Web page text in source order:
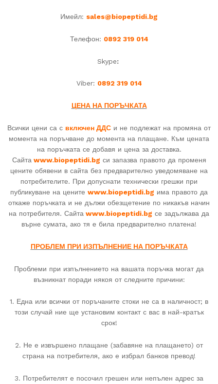
Имейл: sales@biopeptidi.bg
Телефон: 0892 319 014
Skype:
Viber: 0892 319 014
ЦЕНА НА ПОРЪЧКАТА
Всички цени са с включен ДДС и не подлежат на промяна от
момента на поръчване до момента на плащане. Към цената
на поръчката се добавя и цена за доставка.
Сайта www.biopeptidi.bg си запазва правото да променя
цените обявени в сайта без предварително уведомяване на
потребителите. При допуснати технически грешки при
публикуване на цените www.biopeptidi.bg има правото да
откаже поръчката и не дължи обезщетение по никакъв начин
на потребителя. Сайта www.biopeptidi.bg се задължава да
върне сумата, ако тя е била предварително платена!
ПРОБЛЕМ ПРИ ИЗПЪЛНЕНИЕ НА ПОРЪЧКАТА
Проблеми при изпълнението на вашата поръчка могат да
възникнат поради някоя от следните причини:
1. Една или всички от поръчаните стоки не са в наличност; в
този случай ние ще установим контакт с вас в най-кратък
срок!
2. Не е извършено плащане (забавяне на плащането) от
страна на потребителя, ако е избрал банков превод!
3. Потребителят е посочил грешен или непълен адрес за